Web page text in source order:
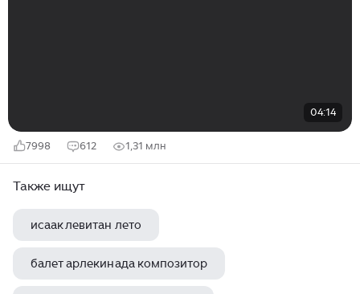
04:14
7998 612 1,31 млн
Также ищут
исаак левитан лето
балет арлекинада композитор